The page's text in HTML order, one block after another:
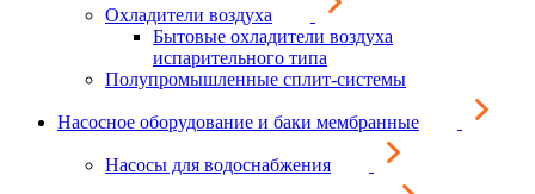
Охладители воздуха
Бытовые охладители воздуха
испарительного типа
Полупромышленные сплит-системы
Насосное оборудование и баки мембранные
Насосы для водоснабжения